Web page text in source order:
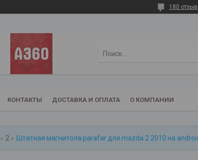
180
КОНТАКТЫ ДОСТАВКА И ОПЛАТА О КОМПАНИИ
2 Штатная магнитола parafar для mazda 2 2010 на